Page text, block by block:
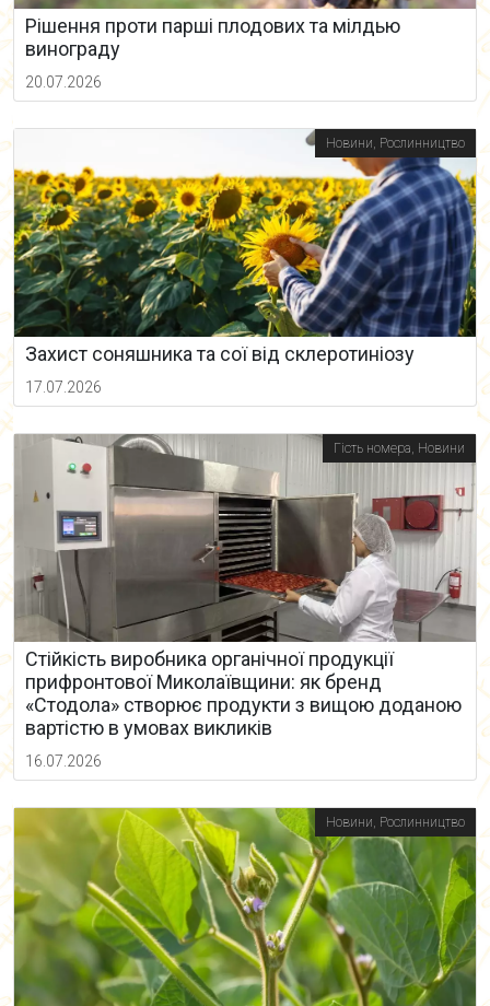
Рішення проти парші плодових та мілдью
винограду
20.07.2026
Новини, Рослинництво
Захист соняшника та сої від склеротиніозу
17.07.2026
Гість номера, Новини
Стійкість виробника органічної продукції
прифронтової Миколаївщини: як бренд
«Стодола» створює продукти з вищою доданою
вартістю в умовах викликів
16.07.2026
Новини, Рослинництво